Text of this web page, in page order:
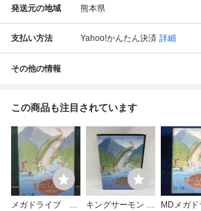
発送元の地域 熊本県
支払い方法 Yahoo!かんたん決済 詳細
その他の情報
この商品も注目されています
メガドライブ キ
キングサーモン メ
MDメガド